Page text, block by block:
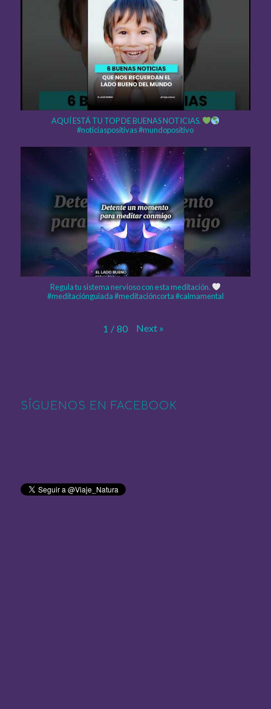
AQUÍ ESTÁ TU TOP DE BUENAS NOTICIAS.
#noticiaspositivas #mundopositivo
Regula tu sistema nervioso con esta meditación.
#meditaciónguiada #meditacióncorta #calmamental
1 / 80 Next »
SÍGUENOS EN FACEBOOK